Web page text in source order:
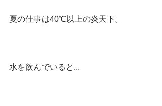
夏の仕事は40℃以上の炎天下。
水を飲んでいると...